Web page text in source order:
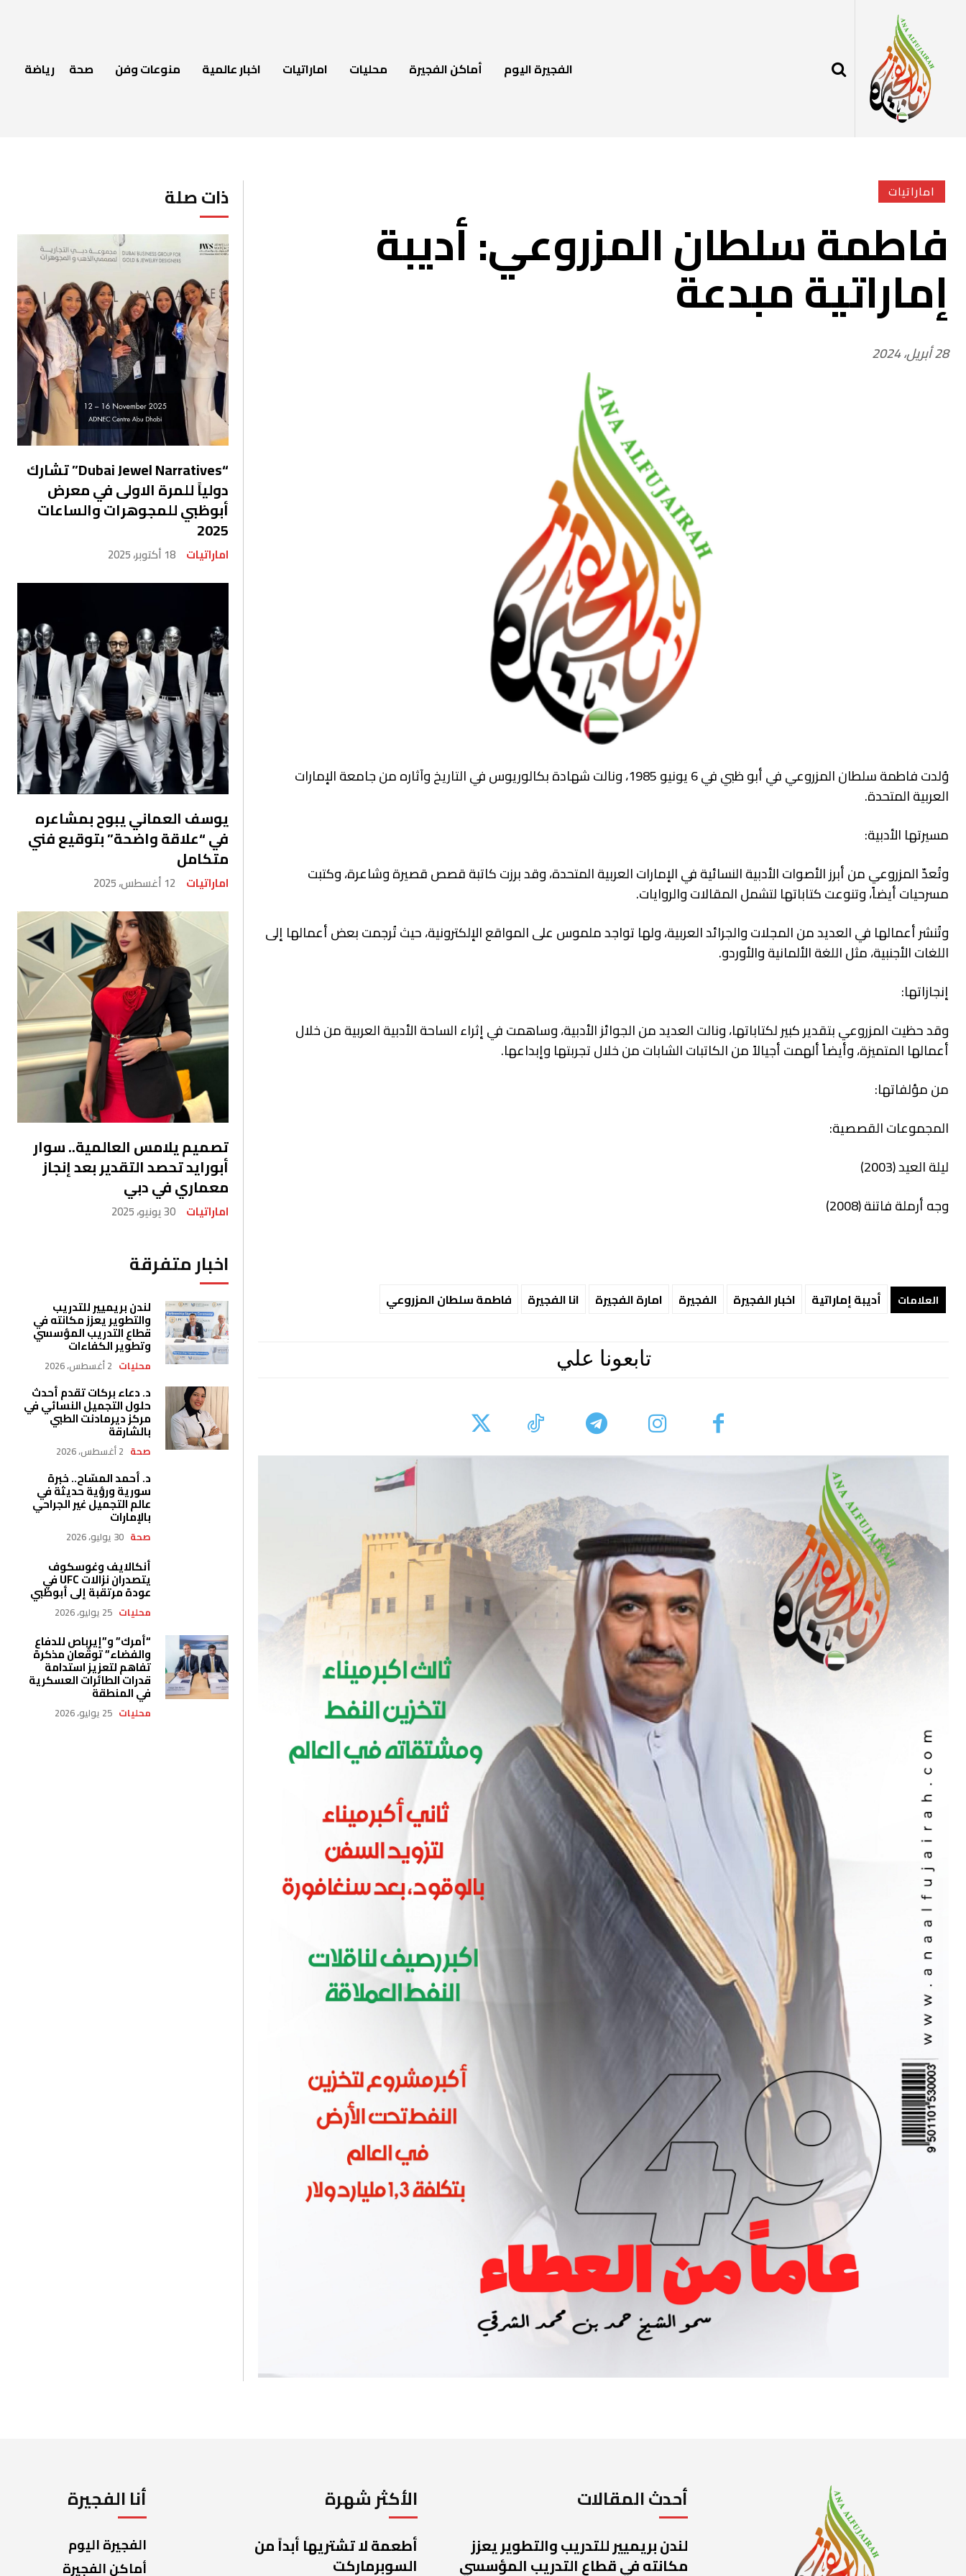
الفجيرة اليوم أماكن الفجيرة محليات اماراتيات اخبار عالمية منوعات وفن صحة رياضة
ذات صلة
“Dubai Jewel Narratives” تشارك
دولياً للمرة الاولى في معرض
أبوظبي للمجوهرات والساعات
2025
اماراتيات 18 أكتوبر، 2025
يوسف العماني يبوح بمشاعره
في “علاقة واضحة” بتوقيع فني
متكامل
اماراتيات 12 أغسطس، 2025
تصميم يلامس العالمية.. سوار
أبورايد تحصد التقدير بعد إنجاز
معماري في دبي
اماراتيات 30 يونيو، 2025
اخبار متفرقة
لندن بريميير للتدريب
والتطوير يعزز مكانته في
قطاع التدريب المؤسسي
وتطوير الكفاءات
محليات 2 أغسطس، 2026
د. دعاء بركات تقدم أحدث
حلول التجميل النسائي في
مركز ديرمادنت الطبي
بالشارقة
صحة 2 أغسطس، 2026
د. أحمد المسّاح.. خبرة
سورية ورؤية حديثة في
عالم التجميل غير الجراحي
بالإمارات
صحة 30 يوليو، 2026
أنكالايف وغوسكوف
يتصدران نزالات UFC في
عودة مرتقبة إلى أبوظبي
محليات 25 يوليو، 2026
“أمرك” و”إيرباص للدفاع
والفضاء” توقّعان مذكرة
تفاهم لتعزيز استدامة
قدرات الطائرات العسكرية
في المنطقة
محليات 25 يوليو، 2026
اماراتيات
فاطمة سلطان المزروعي: أديبة
إماراتية مبدعة
28 أبريل، 2024
وُلدت فاطمة سلطان المزروعي في أبو ظبي في 6 يونيو 1985، ونالت شهادة بكالوريوس في التاريخ وآثاره من جامعة الإمارات
العربية المتحدة.
مسيرتها الأدبية:
وتُعدّ المزروعي من أبرز الأصوات الأدبية النسائية في الإمارات العربية المتحدة، وقد برزت كاتبة قصص قصيرة وشاعرة، وكتبت
مسرحيات أيضاً، وتنوعت كتاباتها لتشمل المقالات والروايات.
وتُنشر أعمالها في العديد من المجلات والجرائد العربية، ولها تواجد ملموس على المواقع الإلكترونية، حيث تُرجمت بعض أعمالها إلى
اللغات الأجنبية، مثل اللغة الألمانية والأوردو.
إنجازاتها:
وقد حظيت المزروعي بتقدير كبير لكتاباتها، ونالت العديد من الجوائز الأدبية، وساهمت في إثراء الساحة الأدبية العربية من خلال
أعمالها المتميزة، وأيضاً ألهمت أجيالاً من الكاتبات الشابات من خلال تجربتها وإبداعها.
من مؤلفاتها:
المجموعات القصصية:
ليلة العيد (2003)
وجه أرملة فاتنة (2008)
العلامات أديبة إماراتية اخبار الفجيرة الفجيرة امارة الفجيرة انا الفجيرة فاطمة سلطان المزروعي
تابعونا علي
أنا الفجيرة
الفجيرة اليوم
أماكن الفجيرة
الأكثر شهرة
أطعمة لا تشتريها أبداً من
السوبرماركت
أحدث المقالات
لندن بريميير للتدريب والتطوير يعزز
مكانته في قطاع التدريب المؤسسي